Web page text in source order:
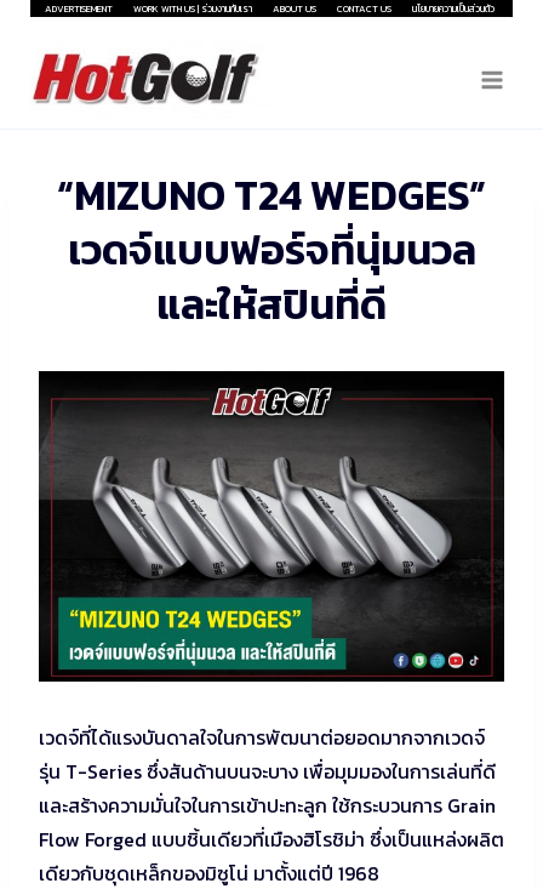
Skip
content
ADVERTISEMENT WORK WITH US | ร่วมงานกับเรา ABOUT US CONTACT US นโยบายความเป็นส่วนตัว
“MIZUNO T24 WEDGES”
เวดจ์แบบฟอร์จที่นุ่มนวล
และให้สปินที่ดี
เวดจ์ที่ได้แรงบันดาลใจในการพัฒนาต่อยอดมากจากเวดจ์
รุ่น T-Series ซึ่งสันด้านบนจะบาง เพื่อมุมมองในการเล่นที่ดี
และสร้างความมั่นใจในการเข้าปะทะลูก ใช้กระบวนการ Grain
Flow Forged แบบชิ้นเดียวที่เมืองฮิโรชิม่า ซึ่งเป็นแหล่งผลิต
เดียวกับชุดเหล็กของมิซูโน่ มาตั้งแต่ปี 1968